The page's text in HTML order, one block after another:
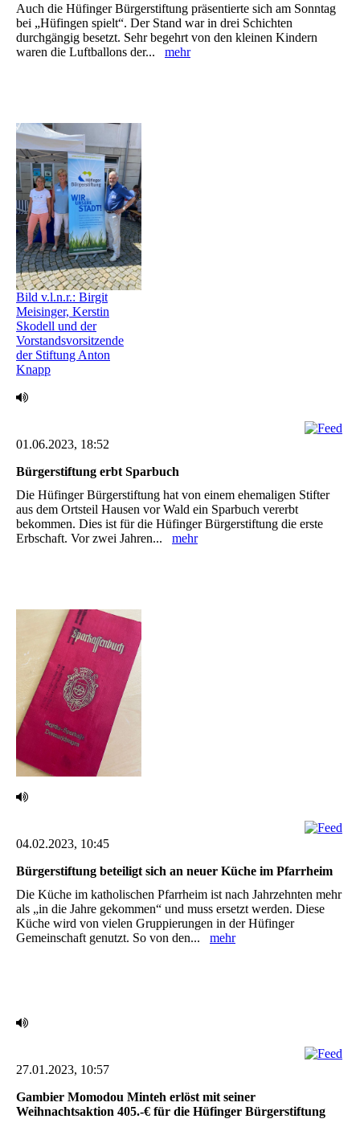
Auch die Hüfinger Bürgerstiftung präsentierte sich am Sonntag
bei „Hüfingen spielt“. Der Stand war ‎in drei Schichten
durchgängig besetzt. Sehr begehrt von den kleinen Kindern
waren die Luftballons ‎der... mehr
Bild v.l.n.r.: Birgit
Meisinger, Kerstin
Skodell und der
Vorstandsvorsitzende
der Stiftung Anton
Knapp
01.06.2023, 18:52
Bürgerstiftung erbt Sparbuch
Die Hüfinger Bürgerstiftung hat von einem ehemaligen Stifter
aus dem Ortsteil ‎Hausen vor Wald ein ‎Sparbuch vererbt
bekommen. Dies ist für ‎die Hüfinger Bürgerstiftung die erste
Erbschaft. Vor zwei ‎Jahren... mehr
04.02.2023, 10:45
Bürgerstiftung beteiligt sich an neuer Küche im Pfarrheim ‎
Die Küche im katholischen Pfarrheim ist nach Jahrzehnten mehr
als „in die Jahre gekommen“ und muss ersetzt werden. Diese
Küche wird von vielen Gruppierungen in der Hüfinger
Gemeinschaft genutzt. So von den... mehr
27.01.2023, 10:57
Gambier Momodou Minteh erlöst mit seiner
Weihnachtsaktion 405.-€ für die Hüfinger ‎Bürgerstiftung